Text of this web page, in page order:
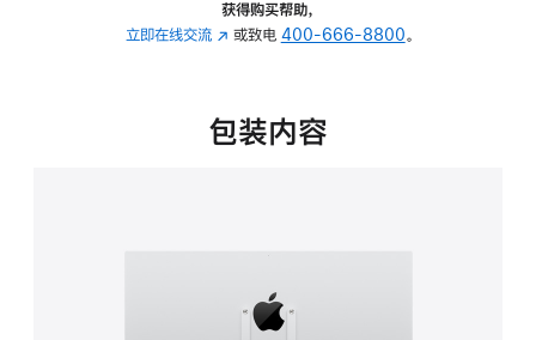
的
获得购买帮助，
立即在线交流 (在
中
或致电 400-666-8800。
包装内容